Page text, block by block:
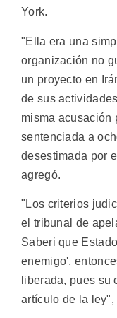
York.
"Ella era una
organización no
un proyecto en
de sus
misma acusación
sentenciada a
desestimada por
agregó.
"Los criterios
el tribunal de
Saberi que
enemigo',
liberada, pues su
artículo de la ley",